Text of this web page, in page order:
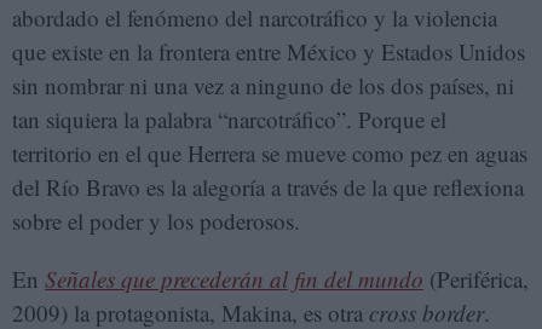
abordado el fenómeno del narcotráfico y la violencia
que existe en la frontera entre México y Estados Unidos
sin nombrar ni una vez a ninguno de los dos países, ni
tan siquiera la palabra “narcotráfico”. Porque el
territorio en el que Herrera se mueve como pez en aguas
del Río Bravo es la alegoría a través de la que reflexiona
sobre el poder y los poderosos.
En Señales que precederán al fin del mundo (Periférica,
2009) la protagonista, Makina, es otra cross border.